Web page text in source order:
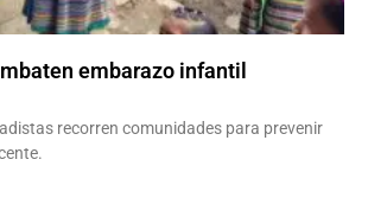
embarazo infantil
recorren comunidades para prevenir